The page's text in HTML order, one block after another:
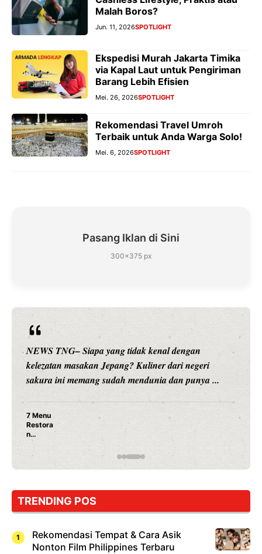
Malah Boros?
Jun. 11, 2026SPOTLIGHT
Ekspedisi Murah Jakarta Timika
via Kapal Laut untuk Pengiriman
Barang Lebih Efisien
Mei. 26, 2026SPOTLIGHT
Rekomendasi Travel Umroh
Terbaik untuk Anda Warga Solo!
Mei. 6, 2026SPOTLIGHT
Pasang Iklan di Sini
300×375 px
NEWS TNG– Siapa sangka, dua nama besar di dunia
hiburan, Nunung Srimulat dan Vicky Prasetyo, kini
merambah dunia kuliner dengan ...
Nunung Srimulat & Vicky Prasetyo Buka Restoran
Rahasia Mami Bikin Nagih!
TRENDING POS
Rekomendasi Tempat & Cara Asik
Nonton Film Philippines Terbaru